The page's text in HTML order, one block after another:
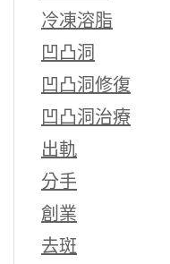
冷凍溶脂
凹凸洞
凹凸洞修復
凹凸洞治療
出軌
分手
創業
去斑